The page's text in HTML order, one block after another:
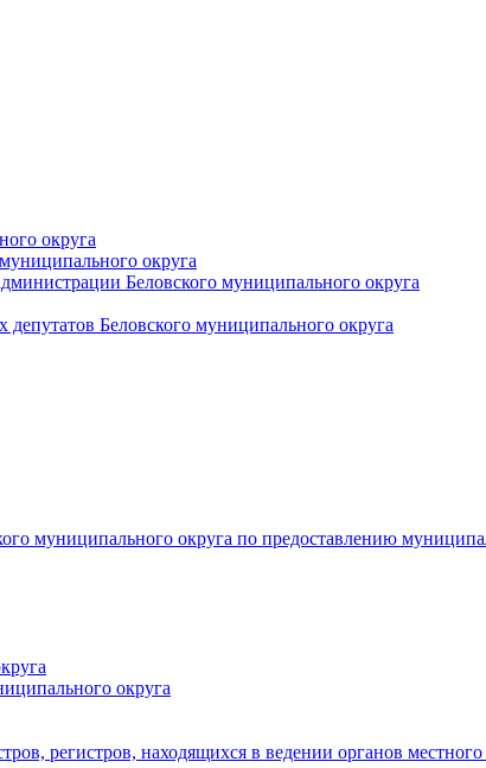
округа
округа
Беловского муниципального округа
Беловского муниципального округа
муниципального округа по предоставлению
округа
регистров, находящихся в ведении органов